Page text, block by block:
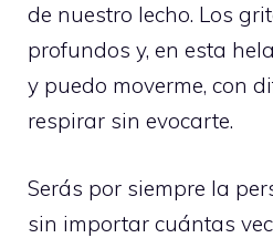
de nuestro lecho. Los
profundos y, en esta
y puedo moverme, con
respirar sin evocarte.
Serás por siempre la
sin importar cuántas